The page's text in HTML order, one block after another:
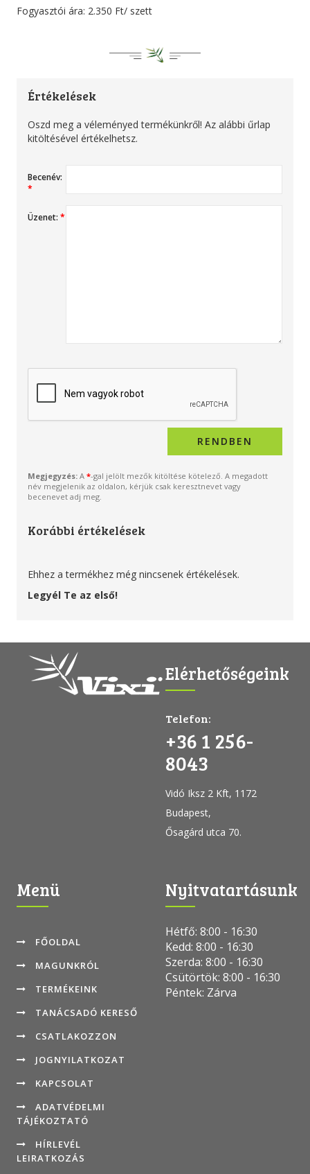
Fogyasztói ára: 2.350 Ft/ szett
Értékelések
Oszd meg a véleményed termékünkről! Az alábbi űrlap
kitöltésével értékelhetsz.
Becenév:
*
Üzenet: *
Megjegyzés: A *-gal jelölt mezők kitöltése kötelező. A megadott
név megjelenik az oldalon, kérjük csak keresztnevet vagy
becenevet adj meg.
Korábbi értékelések
Ehhez a termékhez még nincsenek értékelések.
Legyél Te az első!
Elérhetőségeink
Telefon:
+36 1 256-
8043
Vidó Iksz 2 Kft, 1172
Budapest,
Ősagárd utca 70.
Menü
FŐOLDAL
MAGUNKRÓL
TERMÉKEINK
TANÁCSADÓ KERESŐ
CSATLAKOZZON
JOGNYILATKOZAT
KAPCSOLAT
ADATVÉDELMI
TÁJÉKOZTATÓ
HÍRLEVÉL
LEIRATKOZÁS
Nyitvatartásunk
Hétfő: 8:00 - 16:30
Kedd: 8:00 - 16:30
Szerda: 8:00 - 16:30
Csütörtök: 8:00 - 16:30
Péntek: Zárva